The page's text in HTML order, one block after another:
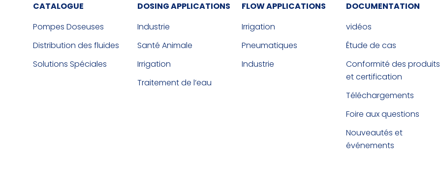
CATALOGUE
Pompes Doseuses
Distribution des fluides
Solutions Spéciales
DOSING APPLICATIONS
Industrie
Santé Animale
Irrigation
Traitement de l’eau
FLOW APPLICATIONS
Irrigation
Pneumatiques
Industrie
DOCUMENTATION
vidéos
Étude de cas
Conformité des produits
et certification
Téléchargements
Foire aux questions
Nouveautés et
événements